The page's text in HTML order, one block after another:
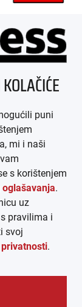
puni
mi i naši
s korištenjem
.
uz
pravilima i
svoj
.